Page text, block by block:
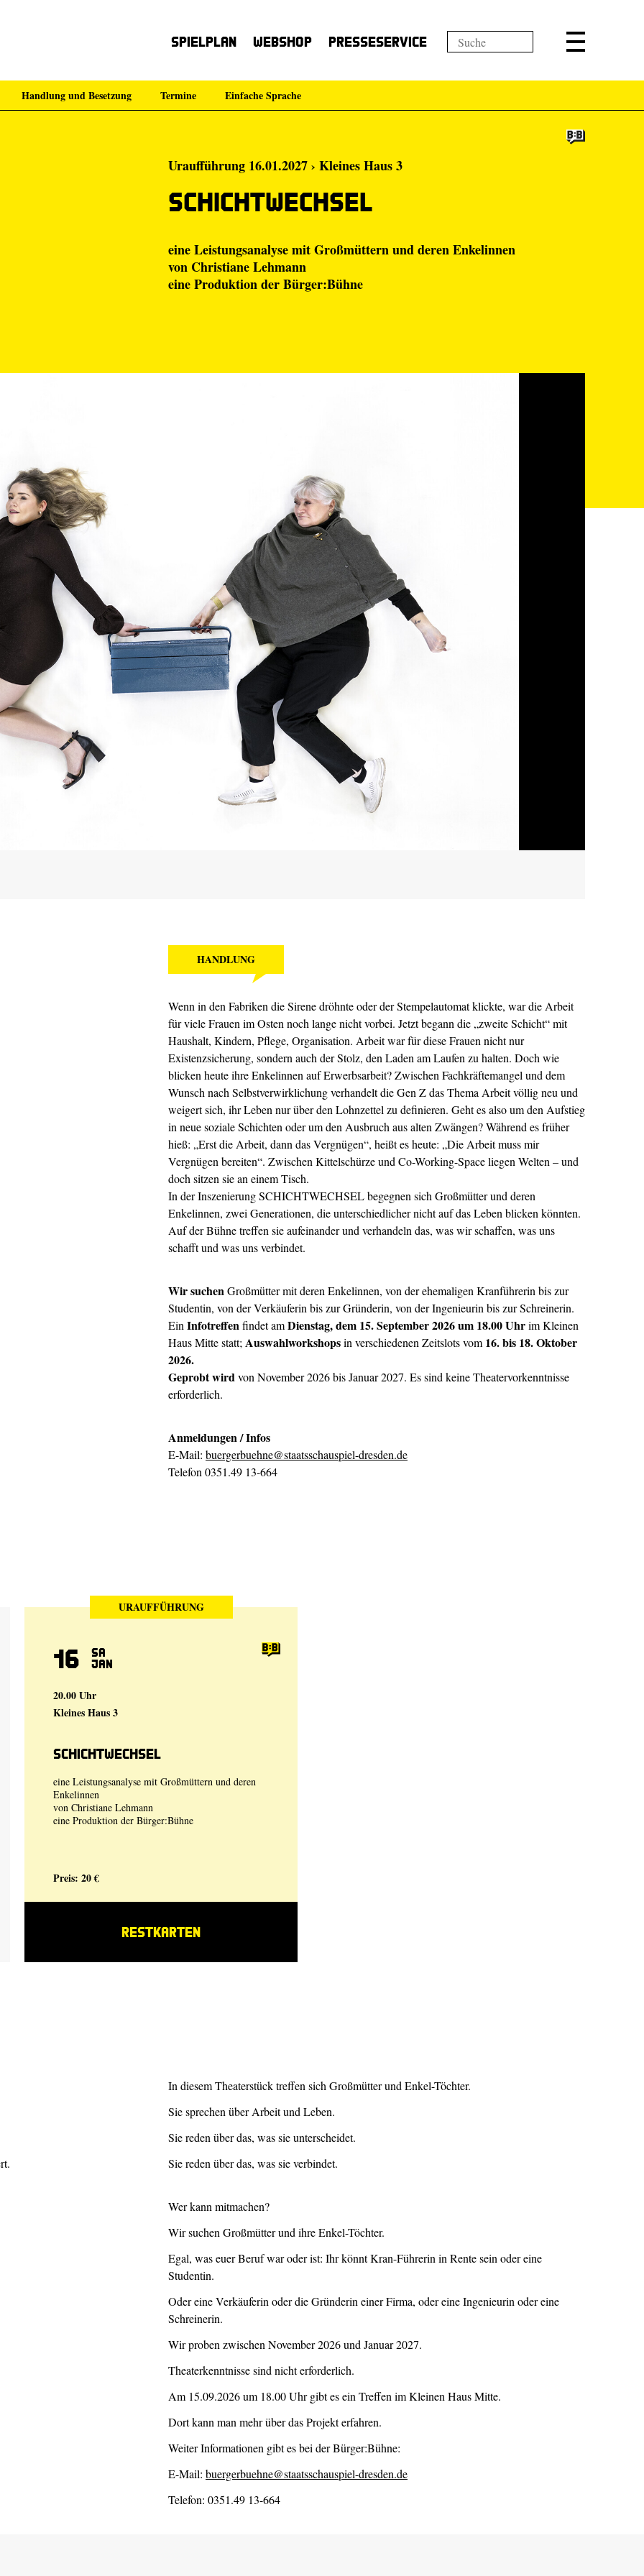
Spielplan Webshop Presseservice
Handlung und Besetzung Termine Einfache Sprache
Uraufführung 16.01.2027 › Kleines Haus 3
Schichtwechsel
eine Leistungsanalyse mit Großmüttern und deren Enkelinnen
von Christiane Lehmann
eine Produktion derBürger:Bühne
HANDLUNG
Wenn in den Fabriken die Sirene dröhnte oder der Stempelautomat klickte, war die Arbeit
für viele Frauen im Osten noch lange nicht vorbei. Jetzt begann die „zweite Schicht“ mit
Haushalt, Kindern, Pflege, Organisation. Arbeit war für diese Frauen nicht nur
Existenzsicherung, sondern auch der Stolz, den Laden am Laufen zu halten. Doch wie
blicken heute ihre Enkelinnen auf Erwerbsarbeit? Zwischen Fachkräftemangel und dem
Wunsch nach Selbstverwirklichung verhandelt die Gen Z das Thema Arbeit völlig neu und
weigert sich, ihr Leben nur über den Lohnzettel zu definieren. Geht es also um den Aufstieg
in neue soziale Schichten oder um den Ausbruch aus alten Zwängen? Während es früher
hieß: „Erst die Arbeit, dann das Vergnügen“, heißt es heute: „Die Arbeit muss mir
Vergnügen bereiten“. Zwischen Kittelschürze und Co-Working-Space liegen Welten – und
doch sitzen sie an einem Tisch.
In der Inszenierung SCHICHTWECHSEL begegnen sich Großmütter und deren
Enkelinnen, zwei Generationen, die unterschiedlicher nicht auf das Leben blicken könnten.
Auf der Bühne treffen sie aufeinander und verhandeln das, was wir schaffen, was uns
schafft und was uns verbindet.
Wir suchenGroßmütter mit deren Enkelinnen, von der ehemaligen Kranführerin bis zur
Studentin, von der Verkäuferin bis zur Gründerin, von der Ingenieurin bis zur Schreinerin.
Ein Infotreffenfindet amDienstag, dem 15. September 2026 um 18.00 Uhrim Kleinen
Haus Mitte statt; Auswahlworkshopsin verschiedenen Zeitslots vom 16. bis 18. Oktober
2026.
Geprobt wirdvon November 2026 bis Januar 2027. Es sind keine Theatervorkenntnisse
erforderlich.
Anmeldungen / Infos
E-Mail: buergerbuehne@staatsschauspiel-dresden.de
Telefon 0351.49 13-664
URAUFFÜHRUNG
16 Sa
Jan
20.00 Uhr
Kleines Haus 3
Schichtwechsel
eine Leistungsanalyse mit Großmüttern und deren
Enkelinnen
von Christiane Lehmann
eine Produktion der Bürger:Bühne
Preis: 20 €
RESTKARTEN
In diesem Theaterstück treffen sich Großmütter und Enkel-Töchter.
Sie sprechen über Arbeit und Leben.
Sie reden über das, was sie unterscheidet.
Sie reden über das, was sie verbindet.
Wer kann mitmachen?
Wir suchen Großmütter und ihre Enkel-Töchter.
Egal, was euer Beruf war oder ist: Ihr könnt Kran-Führerin in Rente sein oder eine
Studentin.
Oder eine Verkäuferin oder die Gründerin einer Firma, oder eine Ingenieurin oder eine
Schreinerin.
Wir proben zwischen November 2026 und Januar 2027.
Theaterkenntnisse sind nicht erforderlich.
Am 15.09.2026 um 18.00 Uhr gibt es ein Treffen im Kleinen Haus Mitte.
Dort kann man mehr über das Projekt erfahren.
Weiter Informationen gibt es bei der Bürger:Bühne:
E-Mail: buergerbuehne@staatsschauspiel-dresden.de
Telefon: 0351.49 13-664